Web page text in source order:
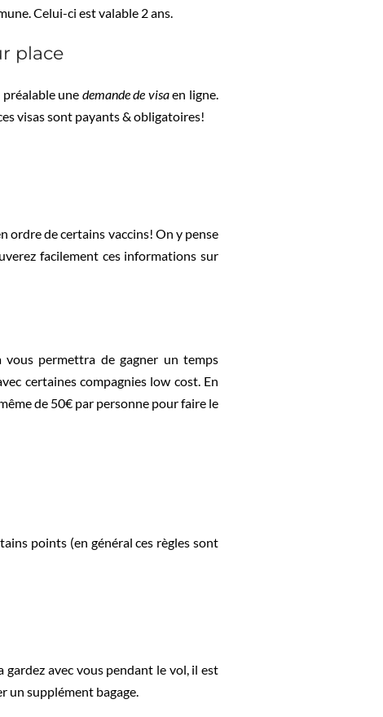
Celui-ci est valable 2 ans.
place
une demande de visaen ligne.
visas sont payants & obligatoires!
ordre de certains vaccins! On y pense
facilement ces informations sur
vous permettra de gagner un temps
certaines compagnies low cost. En
de 50€ par personne pour faire le
points (en général ces règles sont
gardez avec vous pendant le vol, il est
un supplément bagage.